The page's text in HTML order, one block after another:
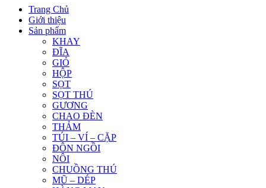
Trang Chủ
Giới thiệu
Sản phẩm
KHAY
ĐĨA
GIỎ
HỘP
SỌT
SỌT THÚ
GƯƠNG
CHAO ĐÈN
THẢM
TÚI – VÍ – CẶP
ĐÔN NGỒI
NÔI
CHUỒNG THÚ
MŨ – DÉP